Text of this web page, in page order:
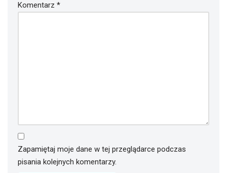
Komentarz *
Zapamiętaj moje dane w tej przeglądarce podczas
pisania kolejnych komentarzy.